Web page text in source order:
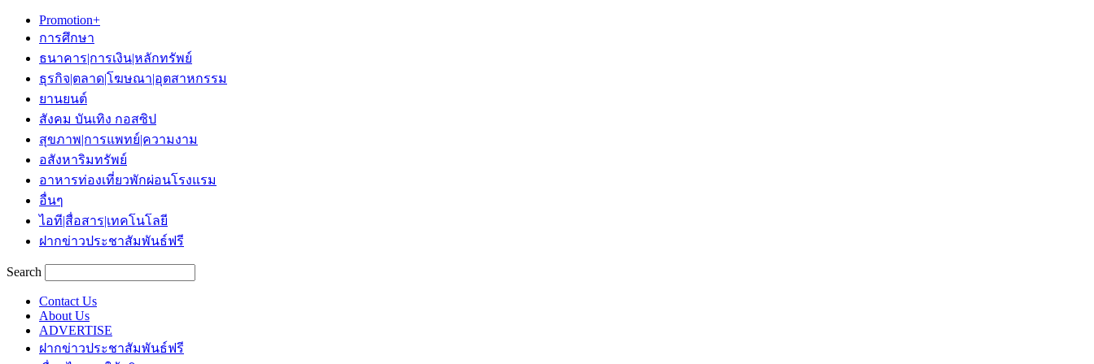
Promotion+
การศึกษา
ธนาคาร|การเงิน|หลักทรัพย์
ธุรกิจ|ตลาด|โฆษณา|อุตสาหกรรม
ยานยนต์
สังคม บันเทิง กอสซิป
สุขภาพ|การแพทย์|ความงาม
อสังหาริมทรัพย์
อาหารท่องเที่ยวพักผ่อนโรงแรม
อื่นๆ
ไอที|สื่อสาร|เทคโนโลยี
ฝากข่าวประชาสัมพันธ์ฟรี
Search
Contact Us
About Us
ADVERTISE
ฝากข่าวประชาสัมพันธ์ฟรี